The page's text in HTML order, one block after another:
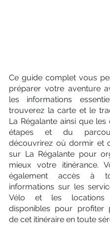
Ce guide complet vous
préparer votre aventure
les informations
trouverez la carte et le
La Régalante ainsi que les
étapes et du
découvrirez où dormir et
sur La Régalante pour
mieux votre itinérance.
également accès à
informations sur les
Vélo et les
disponibles pour profiter
de cet itinéraire en toute